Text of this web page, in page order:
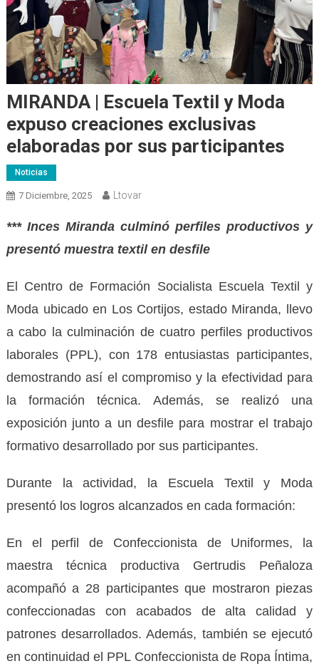
MIRANDA | Escuela Textil y Moda
expuso creaciones exclusivas
elaboradas por sus participantes
Noticias
7 Diciembre, 2025 Ltovar
*** Inces Miranda culminó perfiles productivos y
presentó muestra textil en desfile
El Centro de Formación Socialista Escuela Textil y
Moda ubicado en Los Cortijos, estado Miranda, llevo
a cabo la culminación de cuatro perfiles productivos
laborales (PPL), con 178 entusiastas participantes,
demostrando así el compromiso y la efectividad para
la formación técnica. Además, se realizó una
exposición junto a un desfile para mostrar el trabajo
formativo desarrollado por sus participantes.
Durante la actividad, la Escuela Textil y Moda
presentó los logros alcanzados en cada formación:
En el perfil de Confeccionista de Uniformes, la
maestra técnica productiva Gertrudis Peñaloza
acompañó a 28 participantes que mostraron piezas
confeccionadas con acabados de alta calidad y
patrones desarrollados. Además, también se ejecutó
en continuidad el PPL Confeccionista de Ropa Íntima,